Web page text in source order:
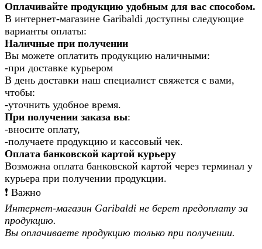
Оплачивайте продукцию удобным для вас способом.
В интернет-магазине Garibaldi доступны следующие
варианты оплаты:
Наличные при получении
Вы можете оплатить продукцию наличными:
-при доставке курьером
В день доставки наш специалист свяжется с вами,
чтобы:
-уточнить удобное время.
При получении заказа вы:
-вносите оплату,
-получаете продукцию и кассовый чек.
Оплата банковской картой курьеру
Возможна оплата банковской картой через терминал у
курьера при получении продукции.
❗️ Важно
Интернет-магазин Garibaldi не берет предоплату за
продукцию.
Вы оплачиваете продукцию только при получении.